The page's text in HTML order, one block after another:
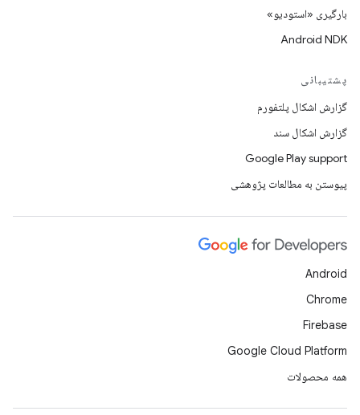
بارگیری «استودیو»
Android NDK
پشتیبانی
گزارش اشکال پلتفورم
گزارش اشکال سند
Google Play support
پیوستن به مطالعات پژوهشی
Android
Chrome
Firebase
Google Cloud Platform
همه محصولات